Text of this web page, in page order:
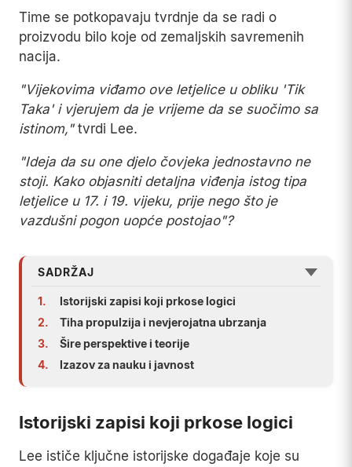
Time se potkopavaju tvrdnje da se radi o
proizvodu bilo koje od zemaljskih savremenih
nacija.
"Vijekovima viđamo ove letjelice u obliku 'Tik
Taka' i vjerujem da je vrijeme da se suočimo sa
istinom,"tvrdi Lee.
"Ideja da su one djelo čovjeka jednostavno ne
stoji. Kako objasniti detaljna viđenja istog tipa
letjelice u 17. i 19. vijeku, prije nego što je
vazdušni pogon uopće postojao"?
SADRŽAJ
1.
Istorijski zapisi koji prkose logici
2.
Tiha propulzija i nevjerojatna ubrzanja
3.
Šire perspektive i teorije
4.
Izazov za nauku i javnost
Istorijski zapisi koji prkose logici
Lee ističe ključne istorijske događaje koje su